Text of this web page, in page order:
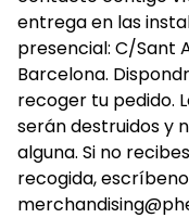
entrega en las
presencial: C/Sant
Barcelona.
recoger tu pedido.
serán destruidos y
alguna. Si no
recogida,